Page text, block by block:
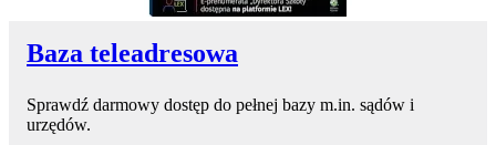
Baza teleadresowa
Sprawdź darmowy dostęp do pełnej bazy m.in. sądów i
urzędów.